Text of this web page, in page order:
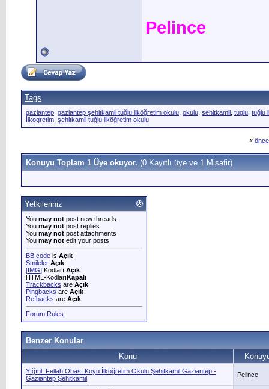
Pelince
Tags
gaziantep gaziantep şehitkamil tuğlu ilköğretim okulu okulu sehitkamil tuglu tuğlu
İlkogretim şehitkamil tuğlu ilköğretim okulu
«
Konuyu Toplam 1 Üye okuyor. (0 Kayıtlı üye ve 1 Misafir)
Yetkileriniz
You may not post new threads
You may not post replies
You may not post attachments
You may not edit your posts
BB code is Açık
Smileler Açık
[IMG] Kodları Açık
HTML-KodlarıKapalı
Trackbacks are Açık
Pingbacks are Açık
Refbacks are Açık
Forum Rules
Benzer Konular
Konu
Yığınlı Fellah Obası Köyü İlköğretim Okulu Şehitkamil Gaziantep -
Gaziantep Şehitkamil
Pelince